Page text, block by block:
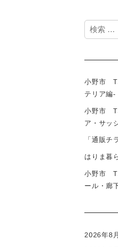
検
索
小野市 T
テリア編-
小野市 T
ア・サッ
「通販
はりま暮
小野市 T
ール・廊
2026年8月